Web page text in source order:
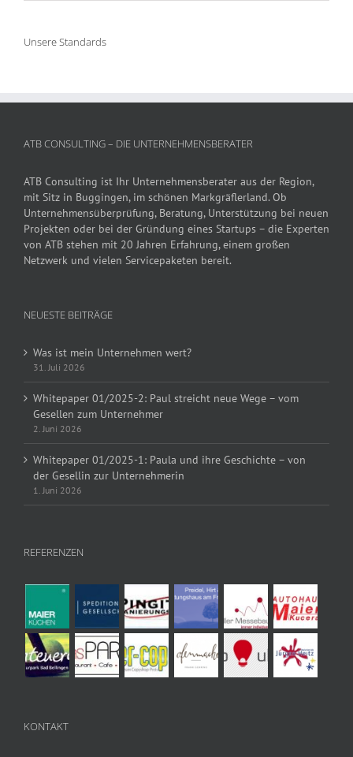
Unsere Standards
ATB CONSULTING – DIE UNTERNEHMENSBERATER
ATB Consulting ist Ihr Unternehmensberater aus der Region,
mit Sitz in Buggingen, im schönen Markgräflerland. Ob
Unternehmensüberprüfung, Beratung, Unterstützung bei neuen
Projekten oder bei der Gründung eines Startups – die Experten
von ATB stehen mit 20 Jahren Erfahrung, einem großen
Netzwerk und vielen Servicepaketen bereit.
NEUESTE BEITRÄGE
Was ist mein Unternehmen wert?
31. Juli 2026
Whitepaper 01/2025-2: Paul streicht neue Wege – vom
Gesellen zum Unternehmer
2. Juni 2026
Whitepaper 01/2025-1: Paula und ihre Geschichte – von
der Gesellin zur Unternehmerin
1. Juni 2026
REFERENZEN
KONTAKT